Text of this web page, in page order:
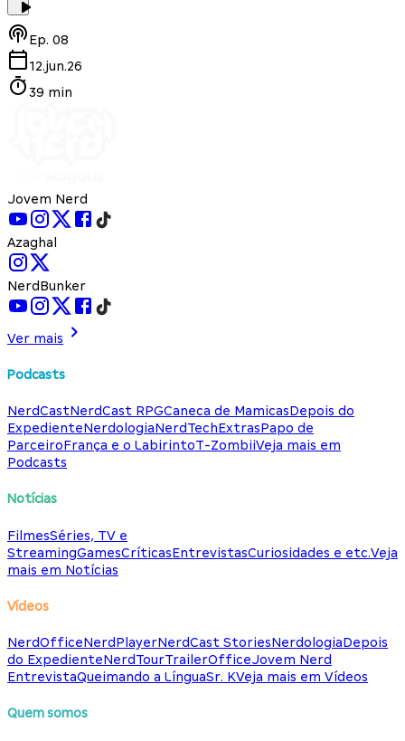
Ep. 08
12.jun.26
39 min
Jovem Nerd
Azaghal
NerdBunker
Ver mais
Podcasts
NerdCastNerdCast RPGCaneca de MamicasDepois do
ExpedienteNerdologiaNerdTechExtrasPapo de
ParceiroFrança e o LabirintoT-ZombiiVeja mais em
Podcasts
Notícias
FilmesSéries, TV e
StreamingGamesCríticasEntrevistasCuriosidades e etc.Veja
mais em Notícias
Vídeos
NerdOfficeNerdPlayerNerdCast StoriesNerdologiaDepois
do ExpedienteNerdTourTrailerOfficeJovem Nerd
EntrevistaQueimando a LínguaSr. KVeja mais em Vídeos
Quem somos